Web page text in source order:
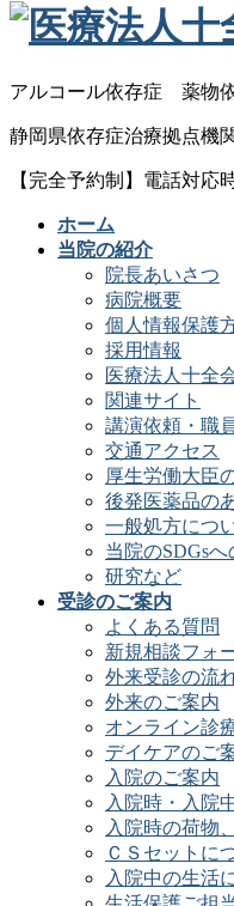
アルコール依存症 薬物
静岡県依存症治療拠点機
【完全予約制】電話対応
ホーム
当院の紹介
院長あいさつ
病院概要
個人情報保護
採用情報
医療法人十全
関連サイト
講演依頼・職
交通アクセス
厚生労働大臣
後発医薬品の
一般処方につ
当院のSDGs
研究など
受診のご案内
よくある質問
新規相談フォ
外来受診の流
外来のご案内
オンライン診
デイケアのご
入院のご案内
入院時・入院
入院時の荷物
ＣＳセットに
入院中の生活